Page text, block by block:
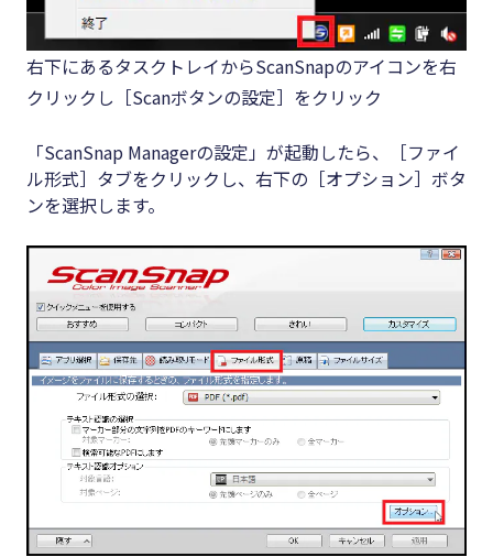
右下にあるタスクトレイからScanSnapのアイコンを右
クリックし［Scanボタンの設定］をクリック
「ScanSnap Managerの設定」が起動したら、［ファイ
ル形式］タブをクリックし、右下の［オプション］ボタ
ンを選択します。